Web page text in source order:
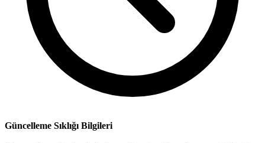
Güncelleme Sıklığı Bilgileri